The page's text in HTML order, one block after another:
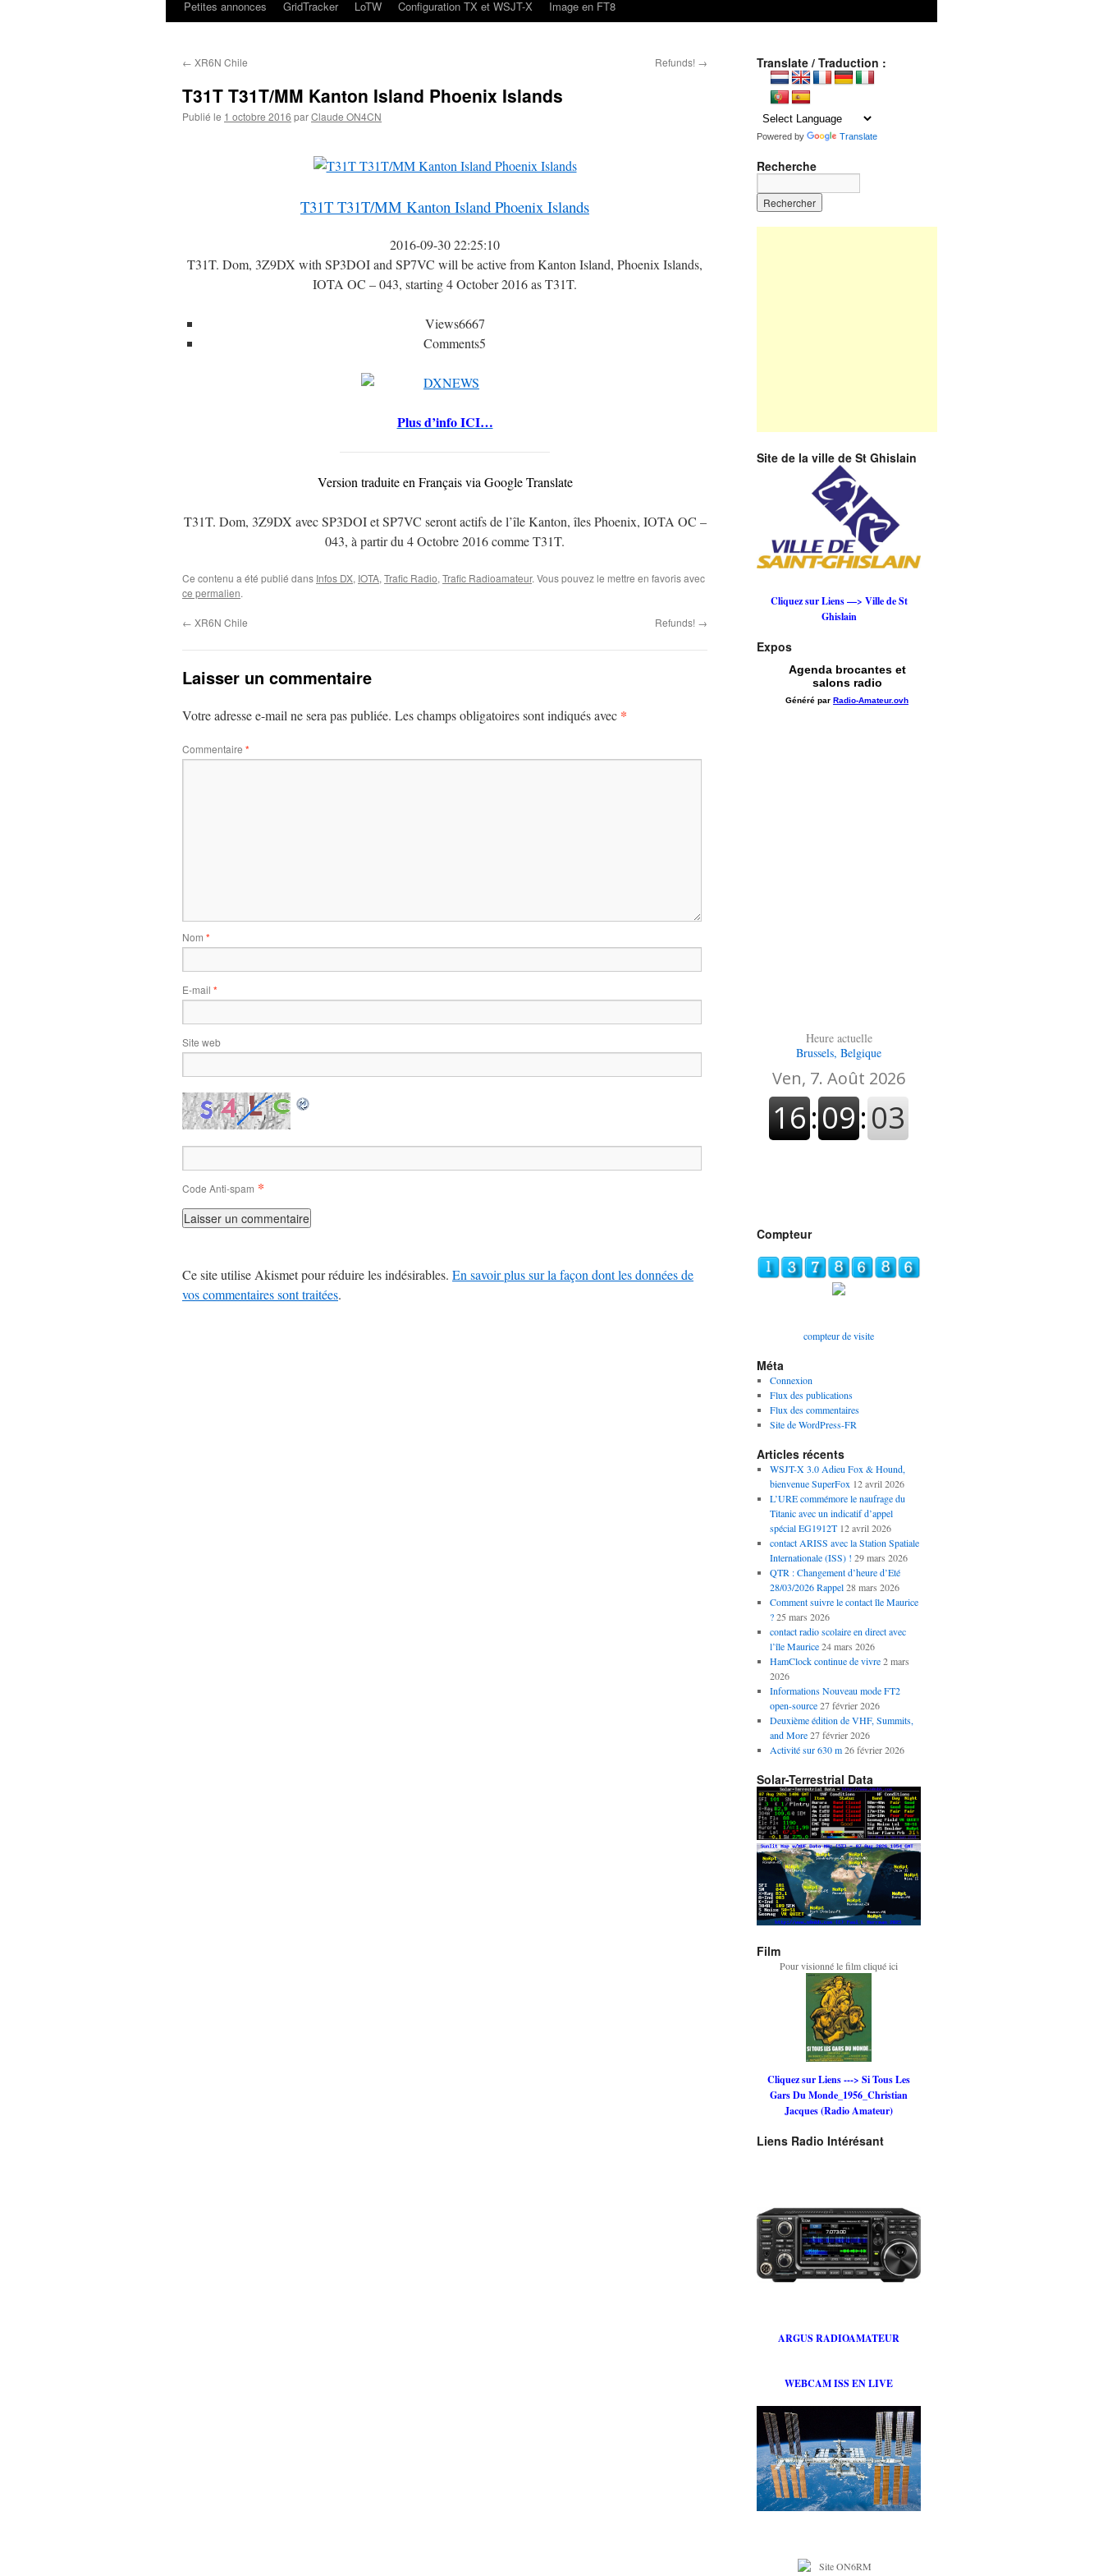
Petites annonces
GridTracker LoTW Configuration TX et WSJT-X Image en FT8
← XR6N Chile Refunds! →
T31T T31T/MM Kanton Island Phoenix Islands
Publié le 1 octobre 2016 parClaude ON4CN
T31T T31T/MM Kanton Island Phoenix Islands
2016-09-30 22:25:10
T31T. Dom, 3Z9DX with SP3DOI and SP7VC will be active from Kanton Island, Phoenix Islands,
IOTA OC – 043, starting 4 October 2016 as T31T.
Views6667
Comments5
Plus d’info ICI…
Version traduite en Français via Google Translate
T31T. Dom, 3Z9DX avec SP3DOI et SP7VC seront actifs de l’île Kanton, îles Phoenix, IOTA OC –
043, à partir du 4 Octobre 2016 comme T31T.
Ce contenu a été publié dans Infos DX, IOTA, Trafic Radio, Trafic Radioamateur. Vous pouvez le mettre en favoris avec
ce permalien.
← XR6N Chile Refunds! →
Laisser un commentaire
Votre adresse e-mail ne sera pas publiée. Les champs obligatoires sont indiqués avec *
Commentaire *
Nom *
E-mail *
Site web
Code Anti-spam *
Ce site utilise Akismet pour réduire les indésirables. En savoir plus sur la façon dont les données de
vos commentaires sont traitées.
Translate / Traduction :
Powered by Translate
Recherche
Site de la ville de St Ghislain
Cliquez sur Liens —> Ville de St
Ghislain
Expos
Heure actuelle
Brussels, Belgique
Compteur
compteur de visite
Méta
Connexion
Flux des publications
Flux des commentaires
Site de WordPress-FR
Articles récents
WSJT-X 3.0 Adieu Fox & Hound,
bienvenue SuperFox 12 avril 2026
L’URE commémore le naufrage du
Titanic avec un indicatif d’appel
spécial EG1912T 12 avril 2026
contact ARISS avec la Station Spatiale
Internationale (ISS) ! 29 mars 2026
QTR : Changement d’heure d’Eté
28/03/2026 Rappel 28 mars 2026
Comment suivre le contact île Maurice
? 25 mars 2026
contact radio scolaire en direct avec
l’île Maurice 24 mars 2026
HamClock continue de vivre 2 mars
2026
Informations Nouveau mode FT2
open-source 27 février 2026
Deuxième édition de VHF, Summits,
and More 27 février 2026
Activité sur 630 m 26 février 2026
Solar-Terrestrial Data
Film
Pour visionné le film cliqué ici
Cliquez sur Liens ---> Si Tous Les
Gars Du Monde_1956_Christian
Jacques (Radio Amateur)
Liens Radio Intérésant
ARGUS RADIOAMATEUR
WEBCAM ISS EN LIVE